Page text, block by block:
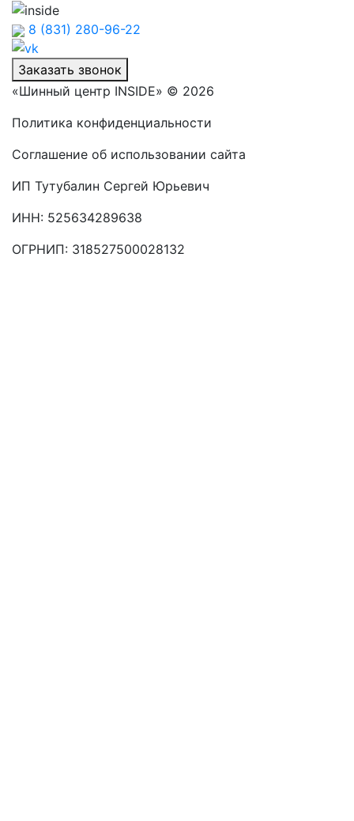
8 (831) 280-96-22
Заказать звонок
«Шинный центр INSIDE» © 2026
Политика конфиденциальности
Соглашение об использовании сайта
ИП Тутубалин Сергей Юрьевич
ИНН: 525634289638
ОГРНИП: 318527500028132